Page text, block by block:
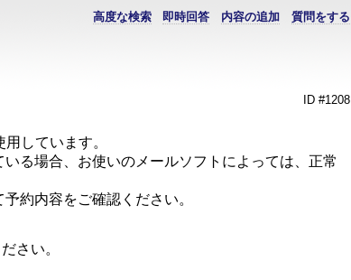
質問をする
内容の追加
即時回答
高度な検索
ID #1208
しています。
る場合、お使いのメールソフトによっては、正常
約内容をご確認ください。
さい。